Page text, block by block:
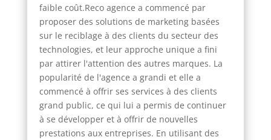
faible coût.Reco agence a commencé par
proposer des solutions de marketing basées
sur le reciblage à des clients du secteur des
technologies, et leur approche unique a fini
par attirer l'attention des autres marques. La
popularité de l'agence a grandi et elle a
commencé à offrir ses services à des clients
grand public, ce qui lui a permis de continuer
à se développer et à offrir de nouvelles
prestations aux entreprises. En utilisant des